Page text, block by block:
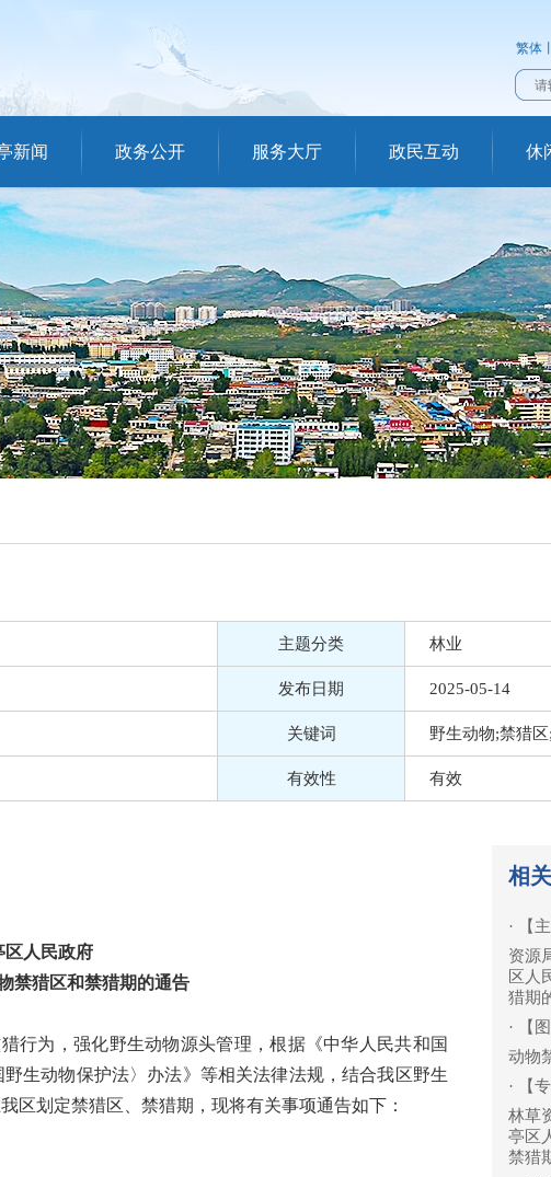
繁体
新闻 政务公开 服务大厅 政民互动 休
主题分类 林业
发布日期 2025-05-14
关键词 野生动物;禁猎
有效性 有效
区人民政府
禁猎区和禁猎期的通告
行为，强化野生动物源头管理，根据《中华人民共和国
生动物保护法〉办法》等相关法律法规，结合我区野生
区划定禁猎区、禁猎期，现将有关事项通告如下：
相
·
【
资源
区人
猎期
·
【
动物
·
【
林草
亭区
禁猎